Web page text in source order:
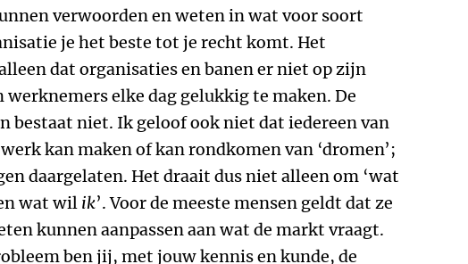
verwoorden en weten in wat voor soort
je het beste tot je recht komt. Het
dat organisaties en banen er niet op zijn
elke dag gelukkig te maken. De
bestaat niet. Ik geloof ook niet dat iedereen van
werk kan maken of kan rondkomen van ‘dromen’;
daargelaten. Het draait dus niet alleen om ‘wat
wat wil ik’. Voor de meeste mensen geldt dat ze
kunnen aanpassen aan wat de markt vraagt.
ben jij, met jouw kennis en kunde, de